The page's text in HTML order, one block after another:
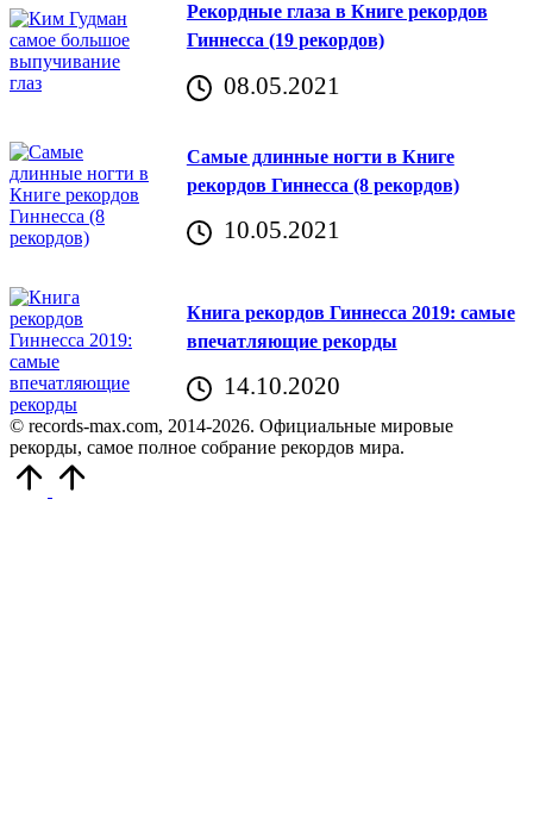
Рекордные глаза в Книге рекордов
Гиннесса (19 рекордов)
08.05.2021
Самые длинные ногти в Книге
рекордов Гиннесса (8 рекордов)
10.05.2021
Книга рекордов Гиннесса 2019: самые
впечатляющие рекорды
14.10.2020
© records-max.com, 2014-2026. Официальные мировые
рекорды, самое полное собрание рекордов мира.